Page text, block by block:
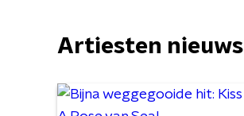
Artiesten nieuws